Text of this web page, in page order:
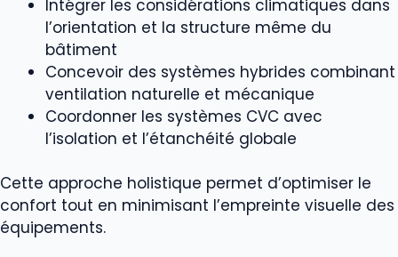
Intégrer les considérations climatiques dans
l’orientation et la structure même du
bâtiment
Concevoir des systèmes hybrides combinant
ventilation naturelle et mécanique
Coordonner les systèmes CVC avec
l’isolation et l’étanchéité globale
Cette approche holistique permet d’optimiser le
confort tout en minimisant l’empreinte visuelle des
équipements.